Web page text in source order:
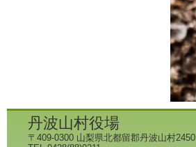
丹波山村役場
〒409-0300 山梨県北都留郡丹波山村2450